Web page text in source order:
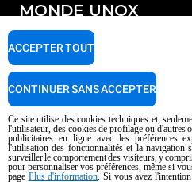
Tous les accessoires
Détergents pour lavage automatique
Détergents pour lavage manuel
Traitement de l'eau avec filtres à résine
MONDE UNOX
Nos bureaux dans le monde
SUPPORT
Garantie Unox
Trouver les Centres SAV
Droits d'auteurt 2026 UNOX SpA
AI Content Disclaimer
Ce site utilise des cookies techniques et,
l'utilisateur, des cookies de profilage ou d'autres
publicitaires en ligne avec les préférences
l'utilisation des fonctionnalités et la navigation
surveiller le comportement des visiteurs, y
pour personnaliser vos préférences, même si
page Plus d'information. Si vous avez
ACCEPTER TOUT
CONTINUER SANS ACCEPTER